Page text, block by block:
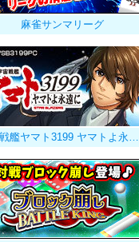
麻雀サンマリーグ
宇宙戦艦ヤマト3199 ヤマトよ永遠に